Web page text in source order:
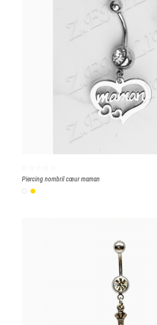
Piercing nombril cœur maman
Blanc
Or